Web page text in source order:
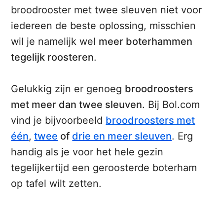
broodrooster met twee sleuven niet voor
iedereen de beste oplossing, misschien
wil je namelijk wel meer boterhammen
tegelijk roosteren.
Gelukkig zijn er genoeg broodroosters
met meer dan twee sleuven. Bij Bol.com
vind je bijvoorbeeld broodroosters met
één,twee of drie en meer sleuven. Erg
handig als je voor het hele gezin
tegelijkertijd een geroosterde boterham
op tafel wilt zetten.